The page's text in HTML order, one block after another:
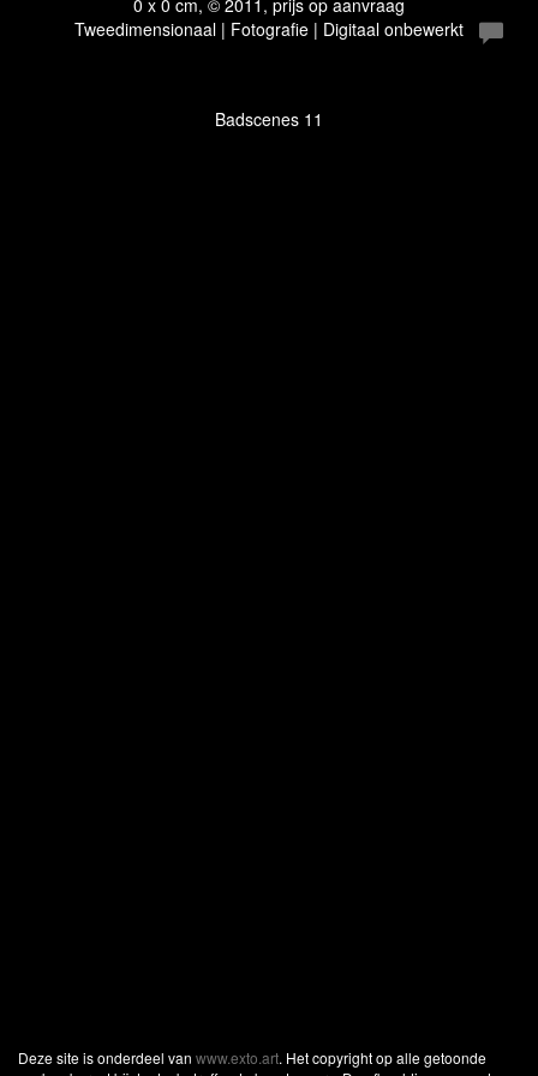
0 x 0 cm, © 2011, prijs op aanvraag
Tweedimensionaal | Fotografie | Digitaal onbewerkt
Badscenes 11
Deze site is onderdeel van www.exto.art. Het copyright op alle getoonde